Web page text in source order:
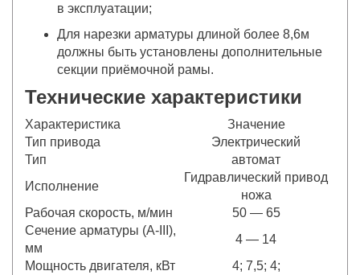
в эксплуатации;
Для нарезки арматуры длиной более 8,6м
должны быть установлены дополнительные
секции приёмочной рамы.
Технические характеристики
Характеристика
Значение
Тип привода
Электрический
Тип
автомат
Исполнение
Гидравлический привод
ножа
Рабочая скорость, м/мин
50 — 65
Сечение арматуры (А-III),
мм
4 — 14
Мощность двигателя, кВт
4; 7,5; 4;